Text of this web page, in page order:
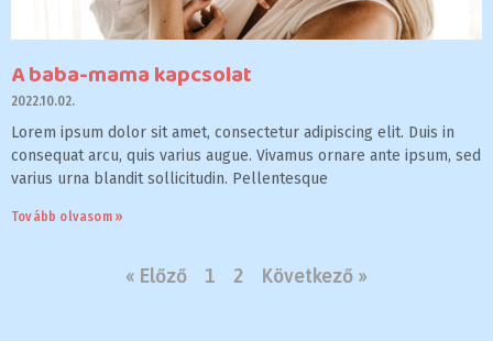
A baba-mama kapcsolat
2022.10.02.
Lorem ipsum dolor sit amet, consectetur adipiscing elit. Duis in
consequat arcu, quis varius augue. Vivamus ornare ante ipsum, sed
varius urna blandit sollicitudin. Pellentesque
Tovább olvasom »
« Előző 1 2 Következő »